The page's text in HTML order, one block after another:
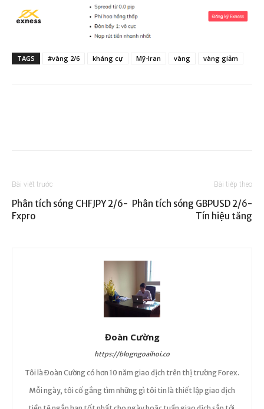
TAGS #vàng 2/6 kháng cự Mỹ-Iran vàng vàng giảm
Bài viết trước
Phân tích sóng CHFJPY 2/6-
Fxpro
Bài tiếp theo
Phân tích sóng GBPUSD 2/6-
Tín hiệu tăng
Đoàn Cường
https://blogngoaihoi.co
Tôi là Đoàn Cường có hơn 10 năm giao dịch trên thị trường Forex.
Mỗi ngày, tôi cố gắng tìm những gì tôi tin là thiết lập giao dịch